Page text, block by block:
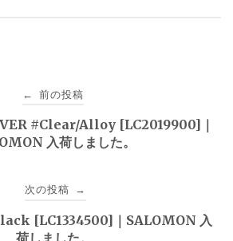
← 前の投稿
#Clear/Alloy [LC2019900]｜
入荷しました。
次の投稿 →
[LC1334500]｜SALOMON 入